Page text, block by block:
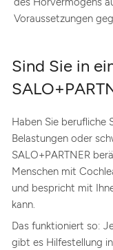
Voraussetzungen
Sind Sie in
Haben Sie berufliche
Belastungen oder
SALO+PARTNER
Menschen mit
und bespricht mit
kann.
Das funktioniert so:
gibt es Hilfestellung